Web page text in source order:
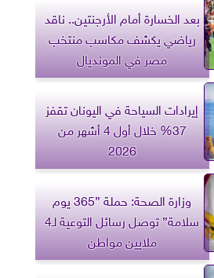
بعد الخسارة أمام الأرجنتين.. ناقد
رياضي يكشف مكاسب منتخب
مصر في المونديال
إيرادات السياحة في اليونان تقفز
37% خلال أول 4 أشهر من
2026
وزارة الصحة: حملة ”365 يوم
سلامة” توصل رسائل التوعية لـ4
ملايين مواطن